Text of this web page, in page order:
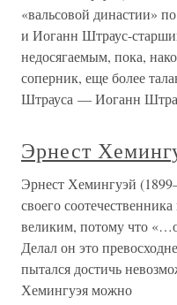
«вальсовой династии»
и Иоганн Штраус-
недосягаемым, пока,
соперник, еще более
Штрауса — Иоганн
Эрнест
Эрнест Хемингуэй
своего
великим, потому что
Делал он это
пытался достичь
Хемингуэя можно